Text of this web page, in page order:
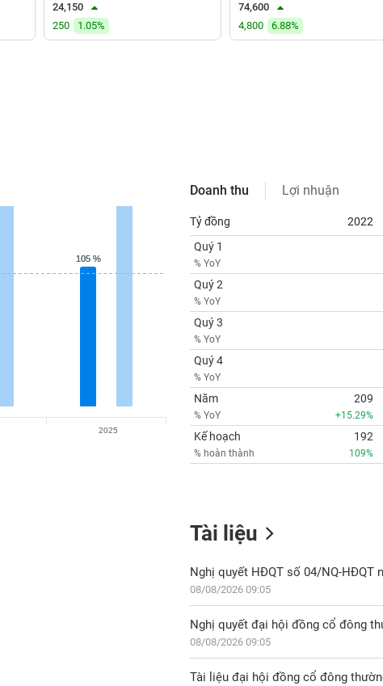
24,150
250
1.05%
74,600
4,800
6.88%
105 %
105 %
2025
Doanh thu Lợi nhuận
Tỷ đồng 2022
Quý 1
% YoY
Quý 2
% YoY
Quý 3
% YoY
Quý 4
% YoY
Năm
% YoY
209
+15.29%
Kế hoạch
% hoàn thành
192
109%
Tài liệu
08/08/2026 09:05
Nghị quyết đại hội đồng cổ đông
08/08/2026 09:05
Tài liệu đại hội đồng cổ đông